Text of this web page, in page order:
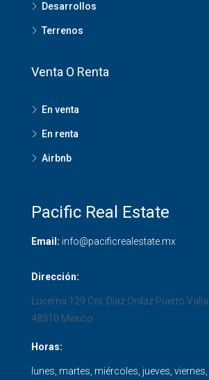
Desarrollos
Terrenos
Venta O Renta
En venta
En renta
Airbnb
Pacific Real Estate
Email: info@pacificrealestate.mx
Dirección:
Lucerna 129 Col. Diaz Ordaz Puerto
48310 Mexico
Horas:
lunes, martes, miércoles, jueves,